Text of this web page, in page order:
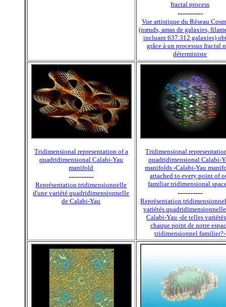
fractal process
----------
Vue artistique du Réseau
(nœuds, amas de galaxies,
incluant 637.312 galaxies)
grâce à un processus fractal
déterministe
Tridimensional representation of a
quadridimensional Calabi-Yau
manifold
----------
Représentation tridimensionnelle
d'une variété quadridimensionnelle
de Calabi-Yau
Tridimensional
quadridimensional Calabi-
manifolds -Calabi-Yau
attached to every point of
familiar tridimensional
----------
Représentation
variétés
Calabi-Yau -de telles
chaque point de notre
tridimensionnel familier?-